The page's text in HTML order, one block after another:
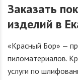
Заказать
изделий в
«Красный Бор» —
пиломатериалов.
услуги по